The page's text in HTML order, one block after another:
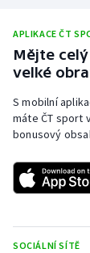
Plavání
Plážový
Ragby
APLIKACE ČT
Mějte
velké
S mobilní
máte ČT sport
bonusový
SOCIÁLNÍ SÍTĚ